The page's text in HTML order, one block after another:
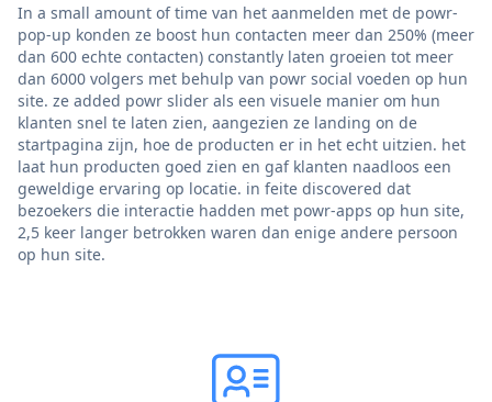
In a small amount of time van het aanmelden met de powr-
pop-up konden ze boost hun contacten meer dan 250% (meer
dan 600 echte contacten) constantly laten groeien tot meer
dan 6000 volgers met behulp van powr social voeden op hun
site. ze added powr slider als een visuele manier om hun
klanten snel te laten zien, aangezien ze landing on de
startpagina zijn, hoe de producten er in het echt uitzien. het
laat hun producten goed zien en gaf klanten naadloos een
geweldige ervaring op locatie. in feite discovered dat
bezoekers die interactie hadden met powr-apps op hun site,
2,5 keer langer betrokken waren dan enige andere persoon
op hun site.